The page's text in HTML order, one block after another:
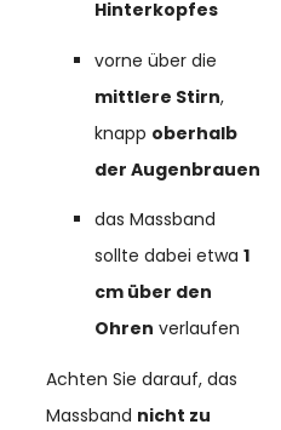
Hinterkopfes
vorne über die
mittlere Stirn,
knapp oberhalb
der Augenbrauen
das Massband
sollte dabei etwa1
cm über den
Ohren verlaufen
Achten Sie darauf, das
Massband nicht zu